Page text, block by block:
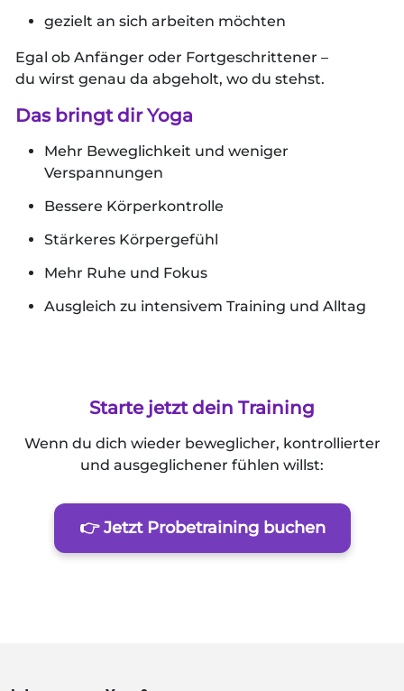
gezielt an sich arbeiten möchten
Egal ob Anfänger oder Fortgeschrittener –
du wirst genau da abgeholt, wo du stehst.
Das bringt dir Yoga
Mehr Beweglichkeit und weniger
Verspannungen
Bessere Körperkontrolle
Stärkeres Körpergefühl
Mehr Ruhe und Fokus
Ausgleich zu intensivem Training und Alltag
Starte jetzt dein Training
Wenn du dich wieder beweglicher, kontrollierter
und ausgeglichener fühlen willst:
👉 Jetzt Probetraining buchen